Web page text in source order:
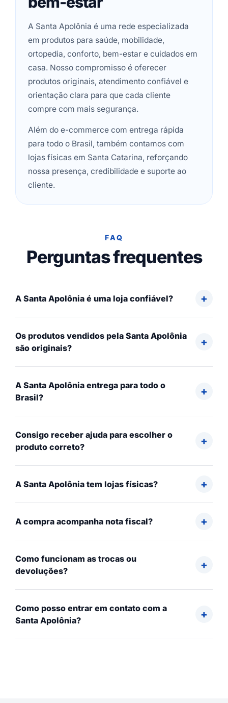
A Santa Apolônia é uma rede especializada
em produtos para saúde, mobilidade,
ortopedia, conforto, bem-estar e cuidados em
casa. Nosso compromisso é oferecer
produtos originais, atendimento confiável e
orientação clara para que cada cliente
compre com mais segurança.
Além do e-commerce com entrega rápida
para todo o Brasil, também contamos com
lojas físicas em Santa Catarina, reforçando
nossa presença, credibilidade e suporte ao
cliente.
FAQ
Perguntas frequentes
A Santa Apolônia é uma loja confiável?
Os produtos vendidos pela Santa Apolônia
são originais?
A Santa Apolônia entrega para todo o
Brasil?
Consigo receber ajuda para escolher o
produto correto?
A Santa Apolônia tem lojas físicas?
A compra acompanha nota fiscal?
Como funcionam as trocas ou
devoluções?
Como posso entrar em contato com a
Santa Apolônia?